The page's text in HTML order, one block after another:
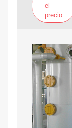
el
precio